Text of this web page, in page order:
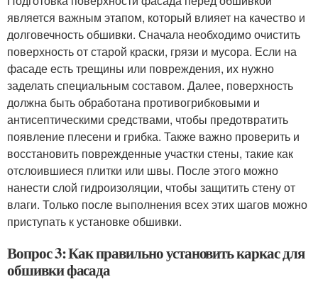
является важным этапом, который влияет на качество и
долговечность обшивки. Сначала необходимо очистить
поверхность от старой краски, грязи и мусора. Если на
фасаде есть трещины или повреждения, их нужно
заделать специальным составом. Далее, поверхность
должна быть обработана противогрибковыми и
антисептическими средствами, чтобы предотвратить
появление плесени и грибка. Также важно проверить и
восстановить поврежденные участки стены, такие как
отслоившиеся плитки или швы. После этого можно
нанести слой гидроизоляции, чтобы защитить стену от
влаги. Только после выполнения всех этих шагов можно
приступать к установке обшивки.
Вопрос 3: Как правильно установить каркас для
обшивки фасада